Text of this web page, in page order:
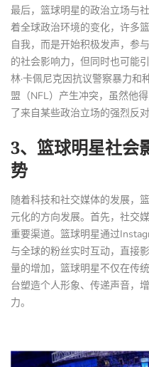
最后，篮球明星的政治立场与
着全球政治环境的变化，许多
自我，而是开始积极发声，参
的社会影响力，但同时也可能
林·卡佩尼克因抗议警察暴力
盟（NFL）产生冲突，虽然他
了来自某些政治立场的强烈反对
3、篮球明星社会
势
随着科技和社交媒体的发展，
元化的方向发展。首先，社交
重要渠道。篮球明星通过
与全球的粉丝实时互动，直接
量的增加，篮球明星不仅在传
台塑造个人形象、传递声音，
力。